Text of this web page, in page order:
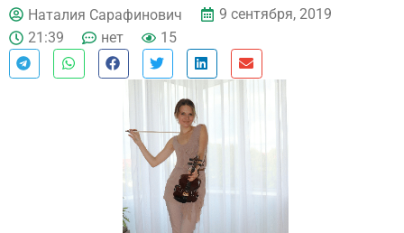
ДЕЙСТВУЙ
Наталия Сарафинович
9 сентября, 2019
21:39
нет 15